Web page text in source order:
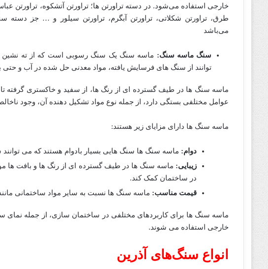
خارجی استفاده می‌شود. در دسته تراورتن ها؛ تراورتن آتشکوه، تراورتن عباس
طرق، تراورتن شکلاتی، تراورتن آبگرم، تراورتن سیلور و … جز
می‌باشد
سنگ ماسه سنگ: ماسه سنگ یک سنگ رسوبی است که از ته
توانند از سنگ های فرسایش یافته، مواد معدنی حل شده در آب و حتی
ماسه سنگ ها در طیف گسترده ای از رنگ ها، از سفید و خاکستری گرفته
عوامل مختلفی بستگی دارد، از جمله نوع مواد تشکیل دهنده آن، وجود
ماسه سنگ ها دارای مزایای زیر هستند:
دوام: ماسه سنگ ها سنگ هایی بسیار بادوام هستند که می توانند
زیبایی: ماسه سنگ ها در طیف گسترده ای از رنگ ها و بافت ها
در ساختمان کمک کند.
قیمت مناسب: ماسه سنگ ها نسبت به سایر مواد ساختمانی
ماسه سنگ ها برای کاربردهای مختلفی در ساختمان سازی، از جمله نمای
خارجی استفاده می شوند.
انواع سنگ‌های آذرین